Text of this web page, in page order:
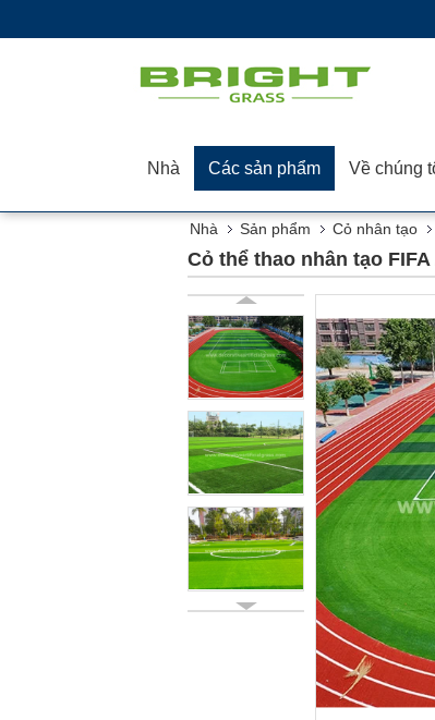
Nhà Các sản phẩm Về chúng
Nhà Sản phẩm Cỏ nhân tạo
Cỏ thể thao nhân tạo